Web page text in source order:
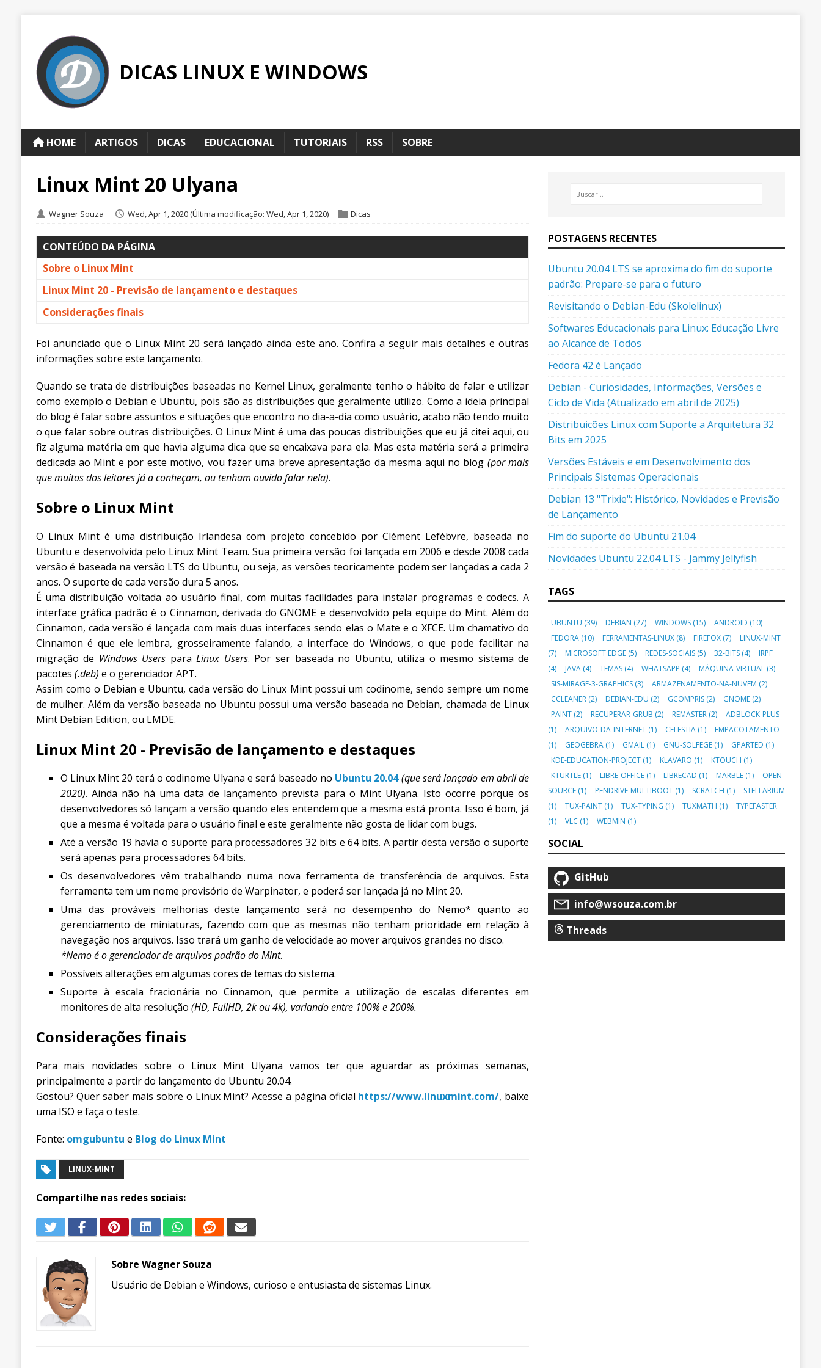
DICAS LINUX E WINDOWS
HOME ARTIGOS DICAS EDUCACIONAL TUTORIAIS RSS SOBRE
Linux Mint 20 Ulyana
Wagner Souza Wed, Apr 1, 2020(Última modificação: Wed, Apr 1, 2020) Dicas
CONTEÚDO DA PÁGINA
Sobre o Linux Mint
Linux Mint 20 - Previsão de lançamento e destaques
Considerações finais
Foi anunciado que o Linux Mint 20 será lançado ainda este ano. Confira a seguir mais detalhes e outras
informações sobre este lançamento.
Quando se trata de distribuições baseadas no Kernel Linux, geralmente tenho o hábito de falar e utilizar
como exemplo o Debian e Ubuntu, pois são as distribuições que geralmente utilizo. Como a ideia principal
do blog é falar sobre assuntos e situações que encontro no dia-a-dia como usuário, acabo não tendo muito
o que falar sobre outras distribuições. O Linux Mint é uma das poucas distribuições que eu já citei aqui, ou
fiz alguma matéria em que havia alguma dica que se encaixava para ela. Mas esta matéria será a primeira
dedicada ao Mint e por este motivo, vou fazer uma breve apresentação da mesma aqui no blog (por mais
que muitos dos leitores já a conheçam, ou tenham ouvido falar nela).
Sobre o Linux Mint
O Linux Mint é uma distribuição Irlandesa com projeto concebido por Clément Lefèbvre, baseada no
Ubuntu e desenvolvida pelo Linux Mint Team. Sua primeira versão foi lançada em 2006 e desde 2008 cada
versão é baseada na versão LTS do Ubuntu, ou seja, as versões teoricamente podem ser lançadas a cada 2
anos. O suporte de cada versão dura 5 anos.
É uma distribuição voltada ao usuário final, com muitas facilidades para instalar programas e codecs. A
interface gráfica padrão é o Cinnamon, derivada do GNOME e desenvolvido pela equipe do Mint. Além do
Cinnamon, cada versão é lançada com mais duas interfaces sendo elas o Mate e o XFCE. Um chamativo do
Cinnamon é que ele lembra, grosseiramente falando, a interface do Windows, o que pode facilitar na
migração de Windows Users paraLinux Users. Por ser baseada no Ubuntu, utiliza o mesmo sistema de
pacotes (.deb) e o gerenciador APT.
Assim como o Debian e Ubuntu, cada versão do Linux Mint possui um codinome, sendo sempre um nome
de mulher. Além da versão baseada no Ubuntu possui uma versão baseada no Debian, chamada de Linux
Mint Debian Edition, ou LMDE.
Linux Mint 20 - Previsão de lançamento e destaques
O Linux Mint 20 terá o codinome Ulyana e será baseado no Ubuntu 20.04 (que será lançado em abril de
2020). Ainda não há uma data de lançamento prevista para o Mint Ulyana. Isto ocorre porque os
desenvolvedores só lançam a versão quando eles entendem que a mesma está pronta. Isso é bom, já
que a mesma é voltada para o usuário final e este geralmente não gosta de lidar com bugs.
Até a versão 19 havia o suporte para processadores 32 bits e 64 bits. A partir desta versão o suporte
será apenas para processadores 64 bits.
Os desenvolvedores vêm trabalhando numa nova ferramenta de transferência de arquivos. Esta
ferramenta tem um nome provisório de Warpinator, e poderá ser lançada já no Mint 20.
Uma das prováveis melhorias deste lançamento será no desempenho do Nemo* quanto ao
gerenciamento de miniaturas, fazendo com que as mesmas não tenham prioridade em relação à
navegação nos arquivos. Isso trará um ganho de velocidade ao mover arquivos grandes no disco.
*Nemo é o gerenciador de arquivos padrão do Mint.
Possíveis alterações em algumas cores de temas do sistema.
Suporte à escala fracionária no Cinnamon, que permite a utilização de escalas diferentes em
monitores de alta resolução (HD, FullHD, 2k ou 4k), variando entre 100% e 200%.
Considerações finais
Para mais novidades sobre o Linux Mint Ulyana vamos ter que aguardar as próximas semanas,
principalmente a partir do lançamento do Ubuntu 20.04.
Gostou? Quer saber mais sobre o Linux Mint? Acesse a página oficial https://www.linuxmint.com/, baixe
uma ISO e faça o teste.
Fonte: omgubuntu e Blog do Linux Mint
LINUX-MINT
Compartilhe nas redes sociais:
Sobre Wagner Souza
Usuário de Debian e Windows, curioso e entusiasta de sistemas Linux.
POSTAGENS RECENTES
Ubuntu 20.04 LTS se aproxima do fim do suporte
padrão: Prepare-se para o futuro
Revisitando o Debian-Edu (Skolelinux)
Softwares Educacionais para Linux: Educação Livre
ao Alcance de Todos
Fedora 42 é Lançado
Debian - Curiosidades, Informações, Versões e
Ciclo de Vida (Atualizado em abril de 2025)
Distribuicões Linux com Suporte a Arquitetura 32
Bits em 2025
Versões Estáveis e em Desenvolvimento dos
Principais Sistemas Operacionais
Debian 13 "Trixie": Histórico, Novidades e Previsão
de Lançamento
Fim do suporte do Ubuntu 21.04
Novidades Ubuntu 22.04 LTS - Jammy Jellyfish
TAGS
UBUNTU (39) DEBIAN (27) WINDOWS (15) ANDROID (10)
FEDORA (10) FERRAMENTAS-LINUX (8) FIREFOX (7)
LINUX-MINT
(7)
MICROSOFT EDGE (5) REDES-SOCIAIS (5) 32-BITS (4)
IRPF
(4)
JAVA (4) TEMAS (4) WHATSAPP (4) MÁQUINA-VIRTUAL (3)
SIS-MIRAGE-3-GRAPHICS (3) ARMAZENAMENTO-NA-NUVEM (2)
CCLEANER (2) DEBIAN-EDU (2) GCOMPRIS (2) GNOME (2)
PAINT (2) RECUPERAR-GRUB (2) REMASTER (2)
ADBLOCK-PLUS
(1)
ARQUIVO-DA-INTERNET (1) CELESTIA (1)
EMPACOTAMENTO
(1)
GEOGEBRA (1) GMAIL (1) GNU-SOLFEGE (1) GPARTED (1)
KDE-EDUCATION-PROJECT (1) KLAVARO (1) KTOUCH (1)
KTURTLE (1) LIBRE-OFFICE (1) LIBRECAD (1) MARBLE (1)
OPEN-
SOURCE (1) PENDRIVE-MULTIBOOT (1) SCRATCH (1)
STELLARIUM
(1)
TUX-PAINT (1) TUX-TYPING (1) TUXMATH (1)
TYPEFASTER
(1)
VLC (1) WEBMIN (1)
SOCIAL
GitHub
info@wsouza.com.br
Threads